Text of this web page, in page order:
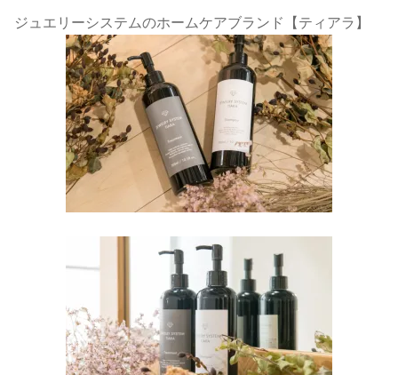
ジュエリーシステムのホームケアブランド【ティアラ】